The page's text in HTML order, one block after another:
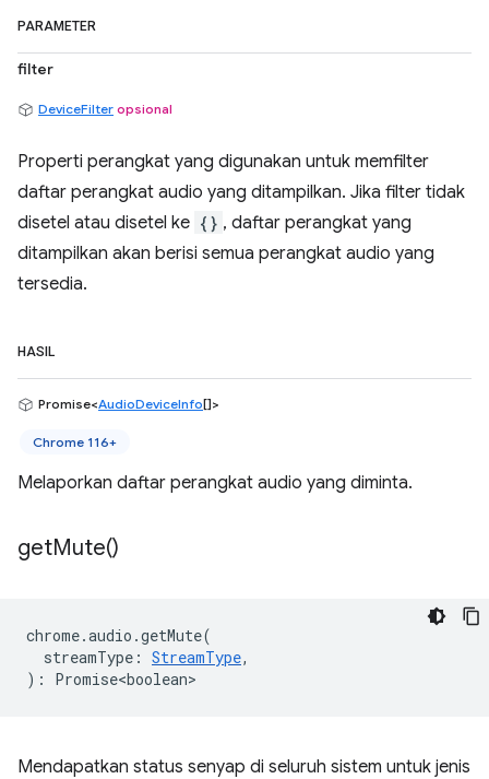
PARAMETER
filter
DeviceFilter opsional
Properti perangkat yang digunakan untuk memfilter
daftar perangkat audio yang ditampilkan. Jika filter tidak
disetel atau disetel ke {} , daftar perangkat yang
ditampilkan akan berisi semua perangkat audio yang
tersedia.
HASIL
Promise<AudioDeviceInfo[]>
Chrome 116+
Melaporkan daftar perangkat audio yang diminta.
getMute()
chrome.audio .getMute(
streamType : StreamType,
) : Promise<boolean>
Mendapatkan status senyap di seluruh sistem untuk jenis